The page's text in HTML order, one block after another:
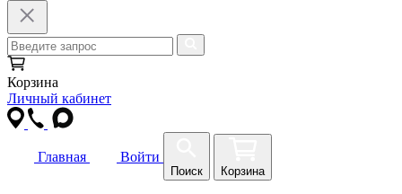
Корзина
Личный кабинет
Главная Войти
Поиск Корзина